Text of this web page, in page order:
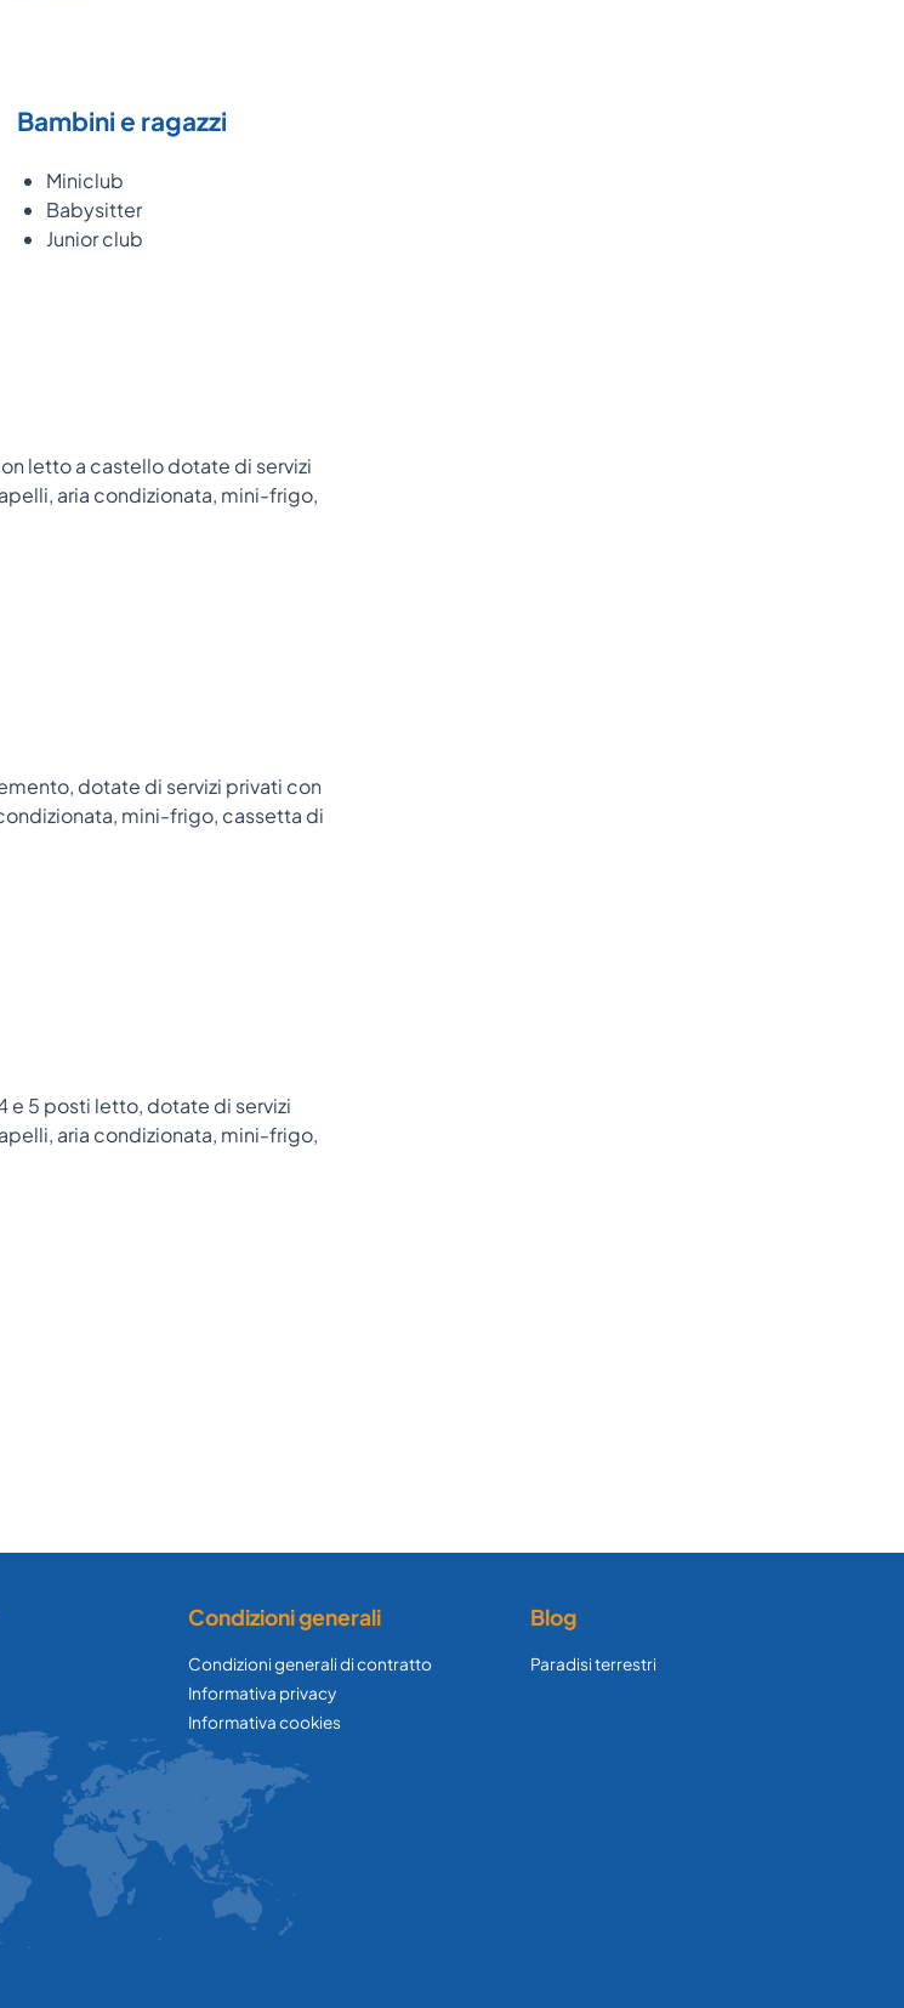
Bambini e ragazzi
Miniclub
Babysitter
Junior club
letto a castello dotate di servizi
aria condizionata, mini-frigo,
dotate di servizi privati con
mini-frigo, cassetta di
5 posti letto, dotate di servizi
aria condizionata, mini-frigo,
Condizioni generali
Condizioni generali di contratto
Informativa privacy
Informativa cookies
Blog
Paradisi terrestri